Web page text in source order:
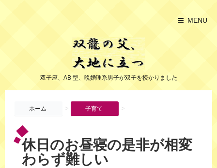
MENU
双子座、AB 型、晩婚理系男子が双子を授かりました
ホーム > 子育て >
休日のお昼寝の是非が相変
わらず難しい